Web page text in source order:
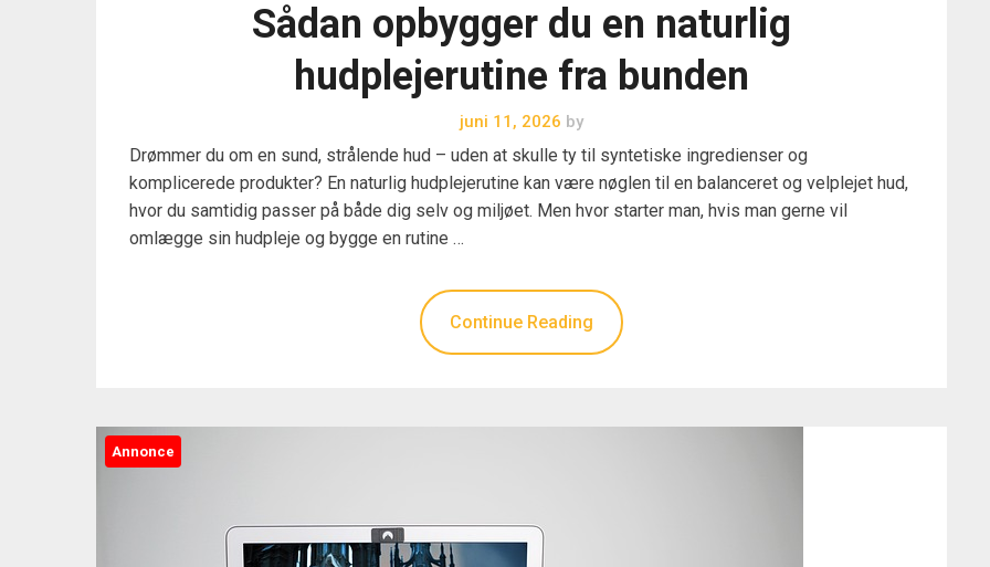
Sådan opbygger du en naturlig
hudplejerutine fra bunden
juni 11, 2026 by
Drømmer du om en sund, strålende hud – uden at skulle ty til syntetiske ingredienser og
komplicerede produkter? En naturlig hudplejerutine kan være nøglen til en balanceret og velplejet hud,
hvor du samtidig passer på både dig selv og miljøet. Men hvor starter man, hvis man gerne vil
omlægge sin hudpleje og bygge en rutine …
Continue Reading
Annonce